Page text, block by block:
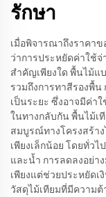
รักษา
เมื่อพิจารณาถึงราคา
ว่าการประหยัดค่าใช้
สำคัญเพียงใด พื้นไม้แ
รวมถึงการทาสีรองพื้
เป็นระยะ ซึ่งอาจมีค่า
ในทางกลับกัน พื้นไม้เ
สมบูรณ์ทางโครงสร้าง
เพียงเล็กน้อย โดยทั่ว
และน้ำ การลดลงอย่า
เพียงแต่ช่วยประหยัดเ
วัสดุไม้เทียมที่มีความ